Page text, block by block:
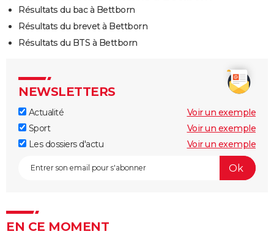
Résultats du bac à Bettborn
Résultats du brevet à Bettborn
Résultats du BTS à Bettborn
NEWSLETTERS
Actualité
Voir un exemple
Sport
Voir un exemple
Les dossiers d'actu
Voir un exemple
EN CE MOMENT